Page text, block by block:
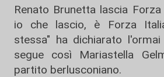
Renato Brunetta lascia
io che lascio, è Forza
stessa" ha dichiarato
segue così Mariastella
partito berlusconiano.